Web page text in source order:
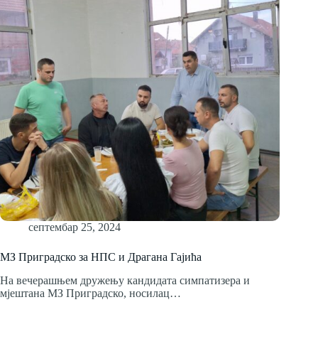
септембар 25, 2024
МЗ Приградско за НПС и Драгана Гајића
На вечерашњем дружењу кандидата симпатизера и
мјештана МЗ Приградско, носилац…